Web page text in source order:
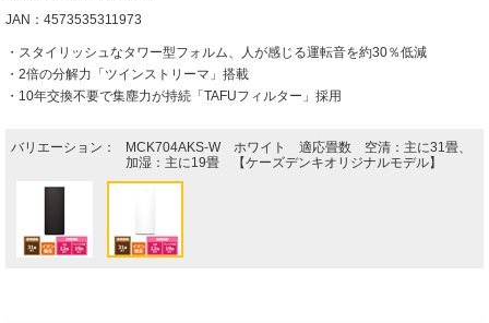
JAN：4573535311973
・スタイリッシュなタワー型フォルム、人が感じる運転音を約30％低減
・2倍の分解力「ツインストリーマ」搭載
・10年交換不要で集塵力が持続「TAFUフィルター」採用
バリエーション：
MCK704AKS-W ホワイト 適応畳数 空清：主に31畳、
加湿：主に19畳 【ケーズデンキオリジナルモデル】